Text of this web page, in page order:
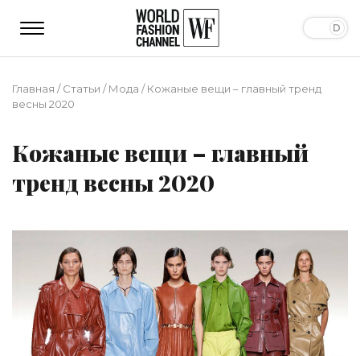
Главная /Статьи /Мода /Кожаные вещи – главный тренд
весны 2020
Кожаные вещи – главный
тренд весны 2020